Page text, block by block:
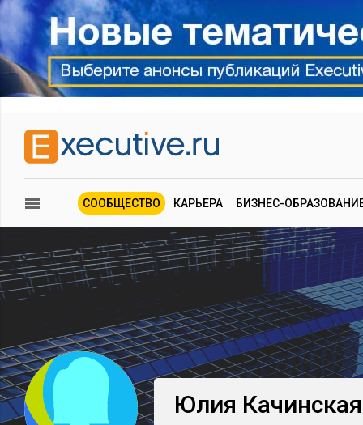
СООБЩЕСТВО КАРЬЕРА БИЗНЕС-
Юлия Качинская